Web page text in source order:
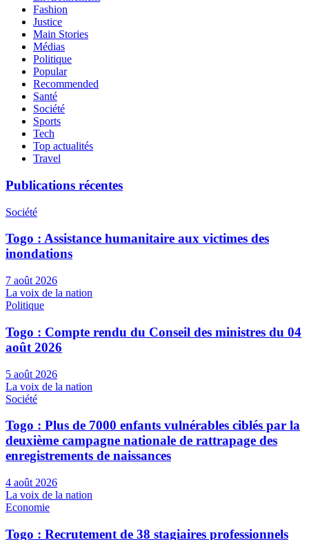
Fashion
Justice
Main Stories
Médias
Politique
Popular
Recommended
Santé
Société
Sports
Tech
Top actualités
Travel
Publications récentes
Société
Togo : Assistance humanitaire aux victimes des
inondations
7 août 2026
La voix de la nation
Politique
Togo : Compte rendu du Conseil des ministres du 04
août 2026
5 août 2026
La voix de la nation
Société
Togo : Plus de 7000 enfants vulnérables ciblés par la
deuxième campagne nationale de rattrapage des
enregistrements de naissances
4 août 2026
La voix de la nation
Economie
Togo : Recrutement de 38 stagiaires professionnels